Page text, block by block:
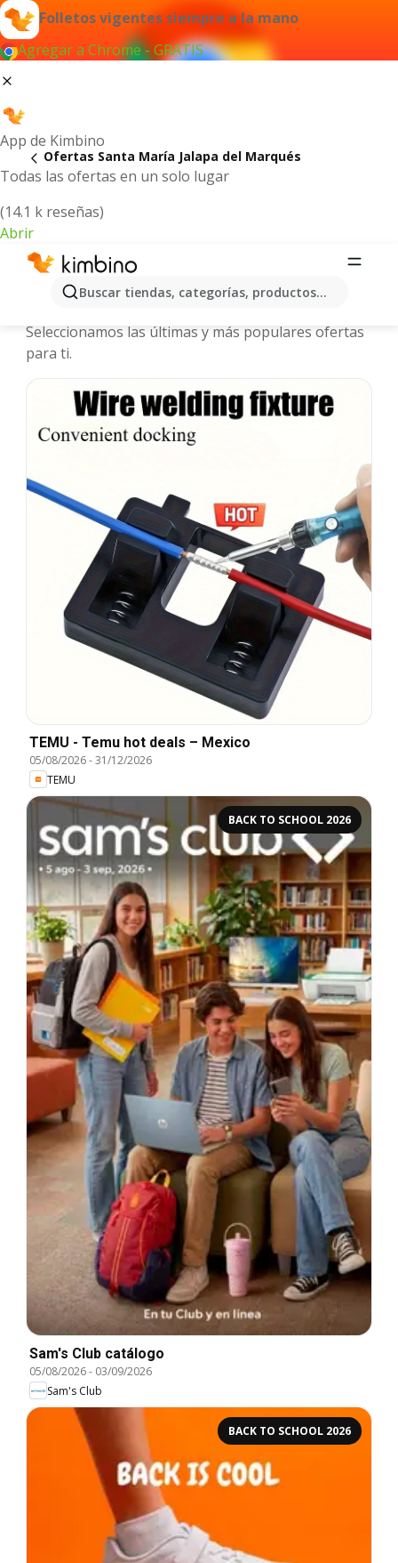
Folletos vigentes siempre a la mano
Agregar a Chrome - GRATIS
App de Kimbino
Todas las ofertas en un solo lugar
(14.1 k reseñas)
Abrir
Buscar tiendas, categorías, productos...
Ofertas Santa María Jalapa del Marqués
Santa María Jalapa del Marqués -
Seleccionamos las últimas y más populares ofertas
para ti.
TEMU - Temu hot deals – Mexico
05/08/2026-31/12/2026
TEMU
BACK TO SCHOOL 2026
Sam's Club catálogo
05/08/2026- 03/09/2026
Sam's Club
BACK TO SCHOOL 2026